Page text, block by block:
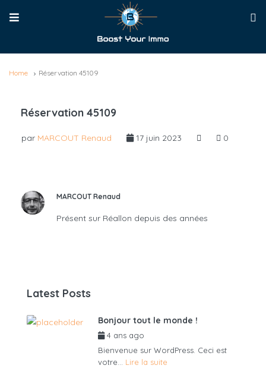
Home Réservation 45109
Réservation 45109
par MARCOUT Renaud 17 juin 2023 0
MARCOUT Renaud
Présent sur Réallon depuis des années
Latest Posts
Bonjour tout le monde !
4 ans ago
Bienvenue sur WordPress. Ceci est
votre... Lire la suite